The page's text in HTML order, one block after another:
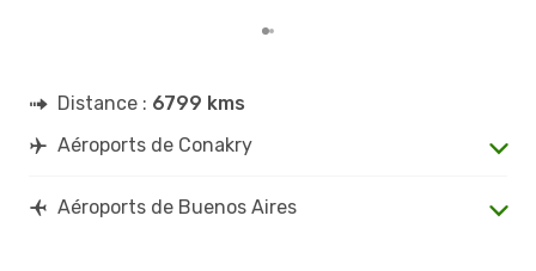
Distance : 6799 kms
Aéroports de Conakry
Aéroports de Buenos Aires